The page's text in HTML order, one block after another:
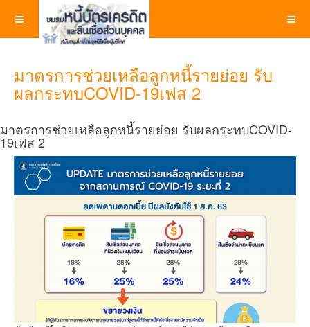
มาตรการช่วยเหลือลูกหนี้รายย่อย รับ
ผลกระทบCOVID-19เฟส 2
มาตรการช่วยเหลือลูกหนี้รายย่อย รับผลกระทบCOVID-
19เฟส 2